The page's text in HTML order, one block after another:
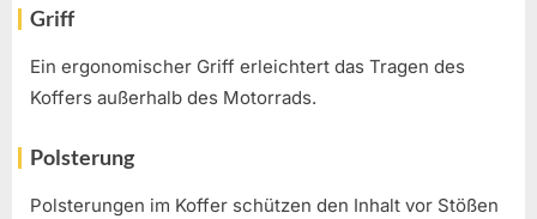
Griff
Ein ergonomischer Griff erleichtert das Tragen des
Koffers außerhalb des Motorrads.
Polsterung
Polsterungen im Koffer schützen den Inhalt vor Stößen